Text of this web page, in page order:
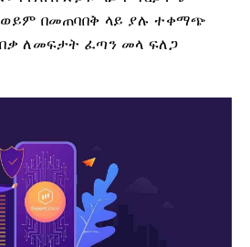
ወይም በመጠባበቅ ላይ ያሉ ተቀማጭ
ለመፍታት ፈጣን መላ ፍለጋ